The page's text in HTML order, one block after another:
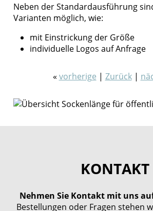
Neben der Standardausführung
Varianten möglich, wie:
mit Einstrickung der Größe
individuelle Logos auf Anfrage
« vorherige | Zurück|
KONTAKT
Nehmen Sie Kontakt mit uns
Bestellungen oder Fragen stehen